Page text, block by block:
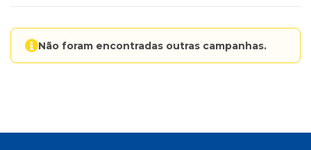
Não foram encontradas outras campanhas.